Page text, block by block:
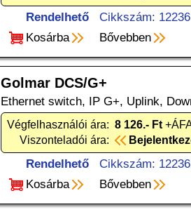
Rendelhető
Cikkszám:
Kosárba
Bővebben
Golmar DCS/G+
Ethernet switch, IP G+, Uplink,
Végfelhasználói ára: 8 126.- Ft
Viszonteladói ára:
Rendelhető
Cikkszám:
Kosárba
Bővebben